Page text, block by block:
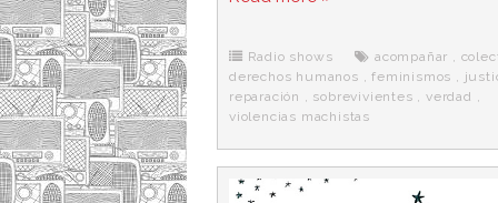
e
o
k
t
r
d
e
r
a
Radio shows acompañar ,
derechos humanos ,feminismos ,
reparación , sobrevivientes ,verdad ,
violencias machistas